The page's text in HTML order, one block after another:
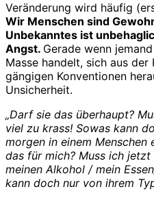
Veränderung wird häufig
Wir Menschen sind
Unbekanntes ist
Angst. Gerade wenn
Masse handelt, sich aus
gängigen Konventionen
Unsicherheit.
„Darf sie das überhaupt?
viel zu krass! Sowas kann
morgen in einem Menschen
das für mich? Muss ich
meinen Alkohol / mein
kann doch nur von ihrem